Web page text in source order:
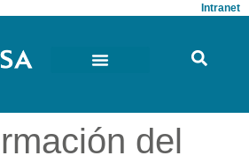
Intranet
del